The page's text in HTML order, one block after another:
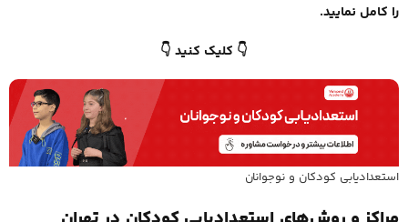
را کامل نمایید.
👇 کلیک کنید 👇
استعدادیابی کودکان و نوجوانان